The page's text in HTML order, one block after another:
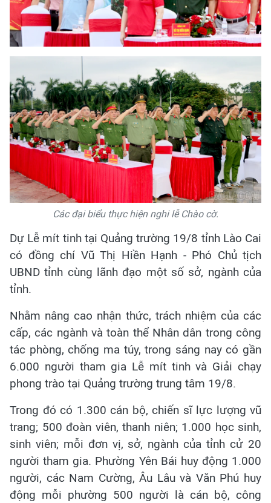
Các đại biểu thực hiện nghi lễ Chào cờ.
Dự Lễ mít tinh tại Quảng trường 19/8 tỉnh Lào Cai
có đồng chí Vũ Thị Hiền Hạnh - Phó Chủ tịch
UBND tỉnh cùng lãnh đạo một số sở, ngành của
tỉnh.
Nhằm nâng cao nhận thức, trách nhiệm của các
cấp, các ngành và toàn thể Nhân dân trong công
tác phòng, chống ma túy, trong sáng nay có gần
6.000 người tham gia Lễ mít tinh và Giải chạy
phong trào tại Quảng trường trung tâm 19/8.
Trong đó có 1.300 cán bộ, chiến sĩ lực lượng vũ
trang; 500 đoàn viên, thanh niên; 1.000 học sinh,
sinh viên; mỗi đơn vị, sở, ngành của tỉnh cử 20
người tham gia. Phường Yên Bái huy động 1.000
người, các Nam Cường, Âu Lâu và Văn Phú huy
động mỗi phường 500 người là cán bộ, công